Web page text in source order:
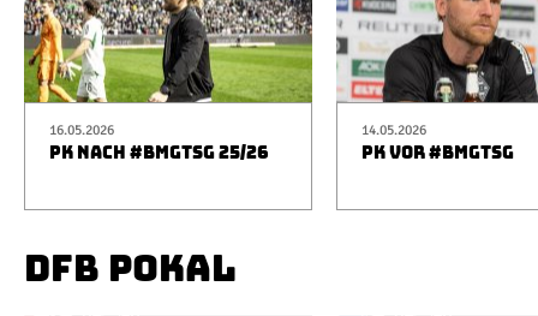
16.05.2026
PK NACH #BMGTSG 25/26
14.05.2026
PK VOR #BMGTSG
DFB POKAL